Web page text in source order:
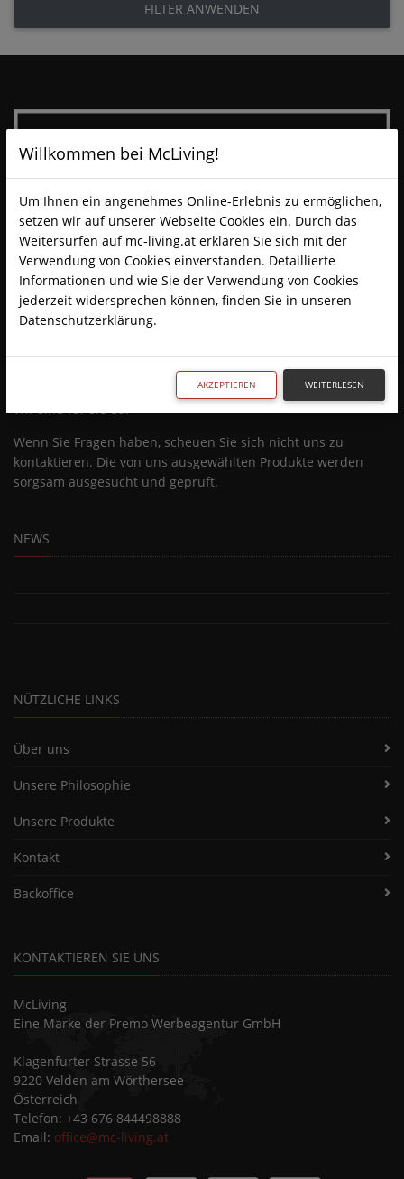
FILTER ANWENDEN
Wir sind für sie da!
Wenn Sie Fragen haben, scheuen Sie sich nicht uns zu
kontaktieren. Die von uns ausgewählten Produkte werden
sorgsam ausgesucht und geprüft.
NEWS
NÜTZLICHE LINKS
Über uns
Unsere Philosophie
Unsere Produkte
Kontakt
Backoffice
KONTAKTIEREN SIE UNS
McLiving
Eine Marke der Premo Werbeagentur GmbH
Klagenfurter Strasse 56
9220 Velden am Wörthersee
Österreich
Telefon: +43 676 844498888
Email: office@mc-living.at
Willkommen bei McLiving!
Um Ihnen ein angenehmes Online-Erlebnis zu ermöglichen,
setzen wir auf unserer Webseite Cookies ein. Durch das
Weitersurfen auf mc-living.at erklären Sie sich mit der
Verwendung von Cookies einverstanden. Detaillierte
Informationen und wie Sie der Verwendung von Cookies
jederzeit widersprechen können, finden Sie in unseren
Datenschutzerklärung.
AKZEPTIEREN WEITERLESEN